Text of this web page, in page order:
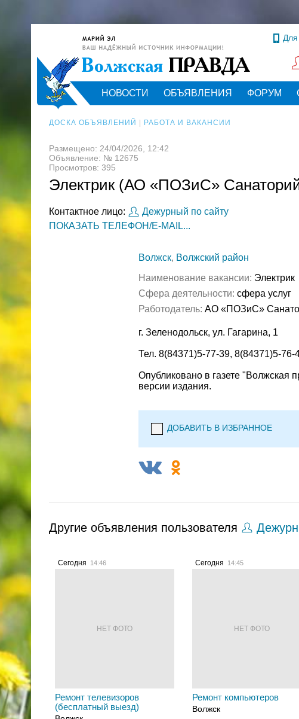
НОВОСТИ ОБЪЯВЛЕНИЯ ФОРУМ
ДОСКА ОБЪЯВЛЕНИЙ РАБОТА И ВАКАНСИИ
Размещено: 24/04/2026, 12:42
Объявление: № 12675
Просмотров: 395
Электрик (АО «ПОЗиС»
Контактное лицо:
Дежурный по сайту
ПОКАЗАТЬ ТЕЛЕФОН/E-MAIL...
Волжск, Волжский район
Наименование вакансии: Электрик
Сфера деятельности: сфера услуг
Работодатель: АО «ПОЗиС»
г. Зеленодольск, ул. Гагарина, 1
Тел. 8(84371)5-77-39, 8(84371)5-76-
Опубликовано в газете "Волжская
версии издания.
ДОБАВИТЬ В ИЗБРАННОЕ
Другие объявления пользователя
Сегодня 14:46
НЕТ ФОТО
Ремонт телевизоров
(бесплатный выезд)
Сегодня 14:45
НЕТ ФОТО
Ремонт компьютеров
Волжск